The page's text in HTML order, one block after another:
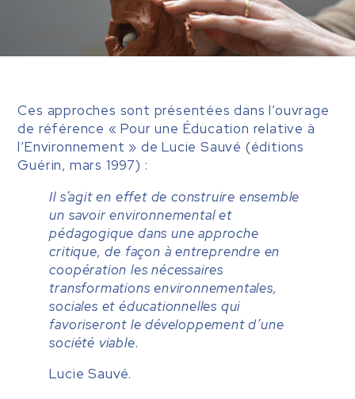
Ces approches sont présentées dans l’ouvrage
de référence « Pour une Éducation relative à
l’Environnement » de Lucie Sauvé (éditions
Guérin, mars 1997) :
Il s’agit en effet de construire ensemble
un savoir environnemental et
pédagogique dans une approche
critique, de façon à entreprendre en
coopération les nécessaires
transformations environnementales,
sociales et éducationnelles qui
favoriseront le développement d’une
société viable.
Lucie Sauvé.